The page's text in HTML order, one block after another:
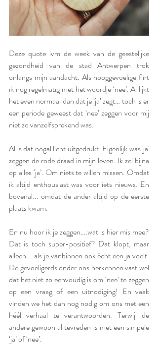
Deze quote ivm de week van de geestelijke
gezondheid van de stad Antwerpen trok
onlangs mijn aandacht. Als hooggevoelige flirt
ik nog regelmatig met het woordje ‘nee’. Al lijkt
het even normaal dan dat je ‘ja’ zegt… toch is er
een periode geweest dat ‘nee’ zeggen voor mij
niet zo vanzelfsprekend was.
Al is dat nogal licht uitgedrukt. Eigenlijk was 'ja'
zeggen de rode draad in mijn leven. Ik zei bijna
op alles ‘ja’. Om niets te willen missen. Omdat
ik altijd enthousiast was voor iets nieuws. En
bovenal... omdat de ander altijd op de eerste
plaats kwam.
En nu hoor ik je zeggen….wat is hier mis mee?
Dat is toch super-positief? Dat klopt, maar
alleen... als je vanbinnen ook écht een ja voelt.
De gevoeligerds onder ons herkennen vast wel
dat het niet zo eenvoudig is om ‘nee’ te zeggen
op een vraag of een uitnodiging! En vaak
vinden we het dan nog nodig om ons met een
héél verhaal te verantwoorden. Terwijl de
andere gewoon al tevreden is met een simpele
‘ja’ of ‘nee’.